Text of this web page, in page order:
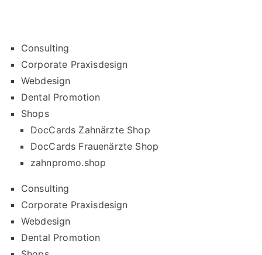
Consulting
Corporate Praxisdesign
Webdesign
Dental Promotion
Shops
DocCards Zahnärzte Shop
DocCards Frauenärzte Shop
zahnpromo.shop
Consulting
Corporate Praxisdesign
Webdesign
Dental Promotion